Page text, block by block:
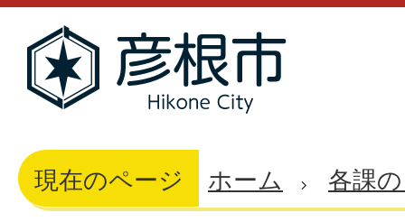
現在のページ ホーム 各課